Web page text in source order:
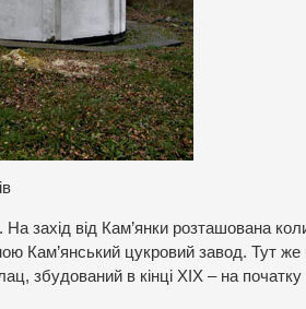
На захід від Кам’янки розташована
Кам’янський цукровий завод. Тут же
збудований в кінці ХІХ – на